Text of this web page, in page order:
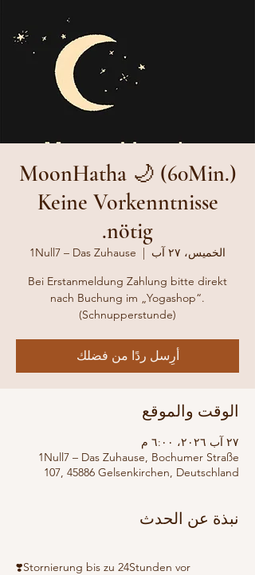
MoonHatha 🌙 (60Min.)
Keine Vorkenntnisse
nötig.
الخميس، ٢٧ آب
  |
1Null7 – Das Zuhause
Bei Erstanmeldung Zahlung bitte direkt
nach Buchung im „Yogashop“.
(Schnupperstunde)
أرِسل ردًا من فضلك
الوقت والموقع
٢٧ آب ٢٠٢٦، ٦:٠٠ م
1Null7 – Das Zuhause, Bochumer Straße
107, 45886 Gelsenkirchen, Deutschland
نبذة عن الحدث
❣️Stornierung bis zu 24Stunden vor